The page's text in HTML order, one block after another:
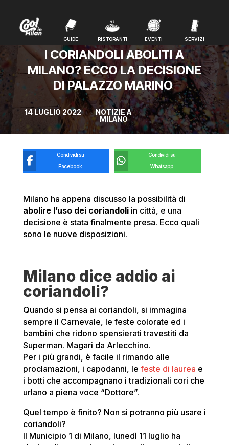
GUIDE RISTORANTI EVENTI SERVIZI
GUIDE RISTORANTI EVENTI SERVIZI
I CORIANDOLI ABOLITI A
MILANO? ECCO LA DECISIONE
DI PALAZZO MARINO
14 LUGLIO 2022
NOTIZIE A
MILANO
Condividi su
Facebook
Condividi su
Whatsapp
Milano ha appena discusso la possibilità di
abolire l’uso dei coriandoliin città, e una
decisione è stata finalmente presa. Ecco quali
sono le nuove disposizioni.
Milano dice addio ai
coriandoli?
Quando si pensa ai coriandoli, si immagina
sempre il Carnevale, le feste colorate ed i
bambini che ridono spensierati travestiti da
Superman. Magari da Arlecchino.
Per i più grandi, è facile il rimando alle
proclamazioni, i capodanni, le feste di laurea e
i botti che accompagnano i tradizionali cori che
urlano a piena voce “Dottore”.
Quel tempo è finito? Non si potranno più usare i
coriandoli?
Il Municipio 1 di Milano, lunedì 11 luglio ha